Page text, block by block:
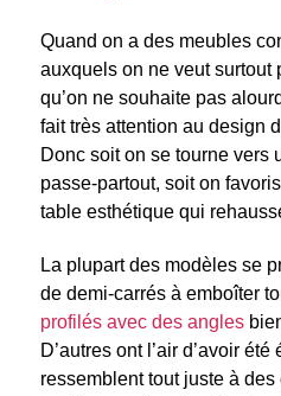
Quand on a des meubles
auxquels on ne veut surtout
qu’on ne souhaite pas
fait très attention au design
Donc soit on se tourne vers
passe-partout, soit on
table esthétique qui
La plupart des modèles se
de demi-carrés à emboîter
profilés avec des angles
D’autres ont l’air d’avoir
ressemblent tout juste à des